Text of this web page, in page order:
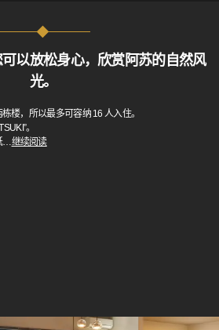
以放松身心，欣赏阿苏的自然风
光。
楼，所以最多可容纳 16 人入住。
。​
…继续阅读